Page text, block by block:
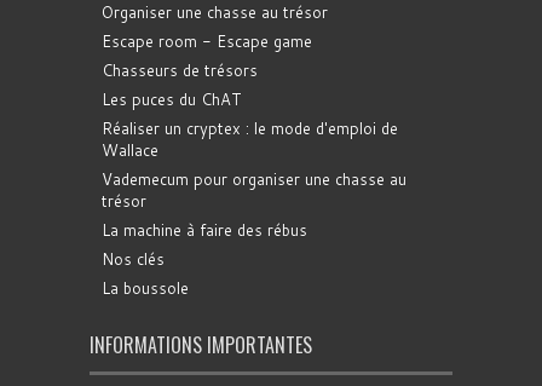
Organiser une chasse au trésor
Escape room - Escape game
Chasseurs de trésors
Les puces du ChAT
Réaliser un cryptex : le mode d'emploi de
Wallace
Vademecum pour organiser une chasse au
trésor
La machine à faire des rébus
Nos clés
La boussole
INFORMATIONS IMPORTANTES